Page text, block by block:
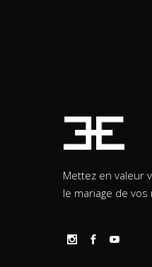
Mettez en valeur
le mariage de